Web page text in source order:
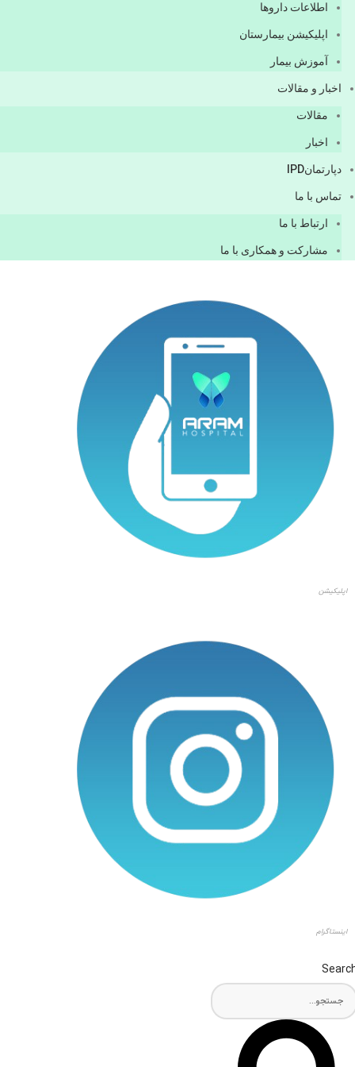
اطلاعات دارو‌ها
اپليكيشن بيمارستان
آموزش بیمار
اخبار و مقالات
مقالات
اخبار
دپارتمانIPD
تماس با ما
ارتباط با ما
مشاركت و همكاری با ما
اپلیکیشن
اینستاگرام